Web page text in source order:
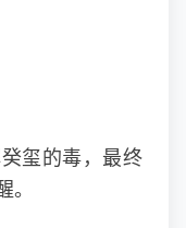
玺的毒，最终
。